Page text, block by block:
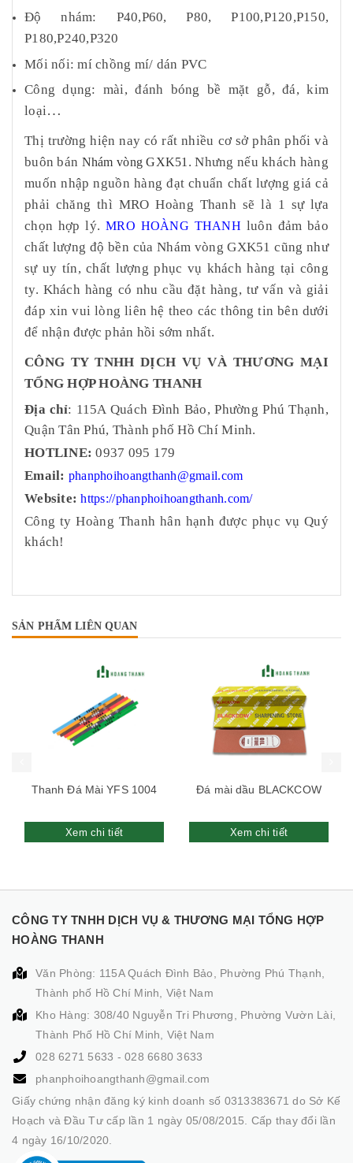
Độ nhám: P40,P60, P80, P100,P120,P150,
P180,P240,P320
Mối nối: mí chồng mí/ dán PVC
Công dụng: mài, đánh bóng bề mặt gỗ, đá, kim
loại…
Thị trường hiện nay có rất nhiều cơ sở phân phối và
buôn bán Nhám vòng GXK51 . Nhưng nếu khách hàng
muốn nhập nguồn hàng đạt chuẩn chất lượng giá cả
phải chăng thì MRO Hoàng Thanh sẽ là 1 sự lựa
chọn hợp lý. MRO HOÀNG THANH luôn đảm bảo
chất lượng độ bền củaNhám vòng GXK51cũng như
sự uy tín, chất lượng phục vụ khách hàng tại công
ty. Khách hàng có nhu cầu đặt hàng, tư vấn và giải
đáp xin vui lòng liên hệ theo các thông tin bên dưới
để nhận được phản hồi sớm nhất.
CÔNG TY TNHH DỊCH VỤ VÀ THƯƠNG MẠI
TỔNG HỢP HOÀNG THANH
Địa chỉ: 115A Quách Đình Bảo, Phường Phú Thạnh,
Quận Tân Phú, Thành phố Hồ Chí Minh.
HOTLINE: 0937 095 179
Email: phanphoihoangthanh@gmail.com
Website:https://phanphoihoangthanh.com/
Công ty Hoàng Thanh hân hạnh được phục vụ Quý
khách!
SẢN PHẨM LIÊN QUAN
Thanh Đá Mài YFS 1004
Xem chi tiết
Đá mài dầu BLACKCOW
Xem chi tiết
CÔNG TY TNHH DỊCH VỤ & THƯƠNG MẠI TỔNG HỢP
HOÀNG THANH
Văn Phòng: 115A Quách Đình Bảo, Phường Phú Thạnh,
Thành phố Hồ Chí Minh, Việt Nam
Kho Hàng: 308/40 Nguyễn Tri Phương, Phường Vườn Lài,
Thành Phố Hồ Chí Minh, Việt Nam
028 6271 5633 - 028 6680 3633
phanphoihoangthanh@gmail.com
Giấy chứng nhận đăng ký kinh doanh số 0313383671 do Sở Kế
Hoạch và Đầu Tư cấp lần 1 ngày 05/08/2015. Cấp thay đổi lần
4 ngày 16/10/2020.